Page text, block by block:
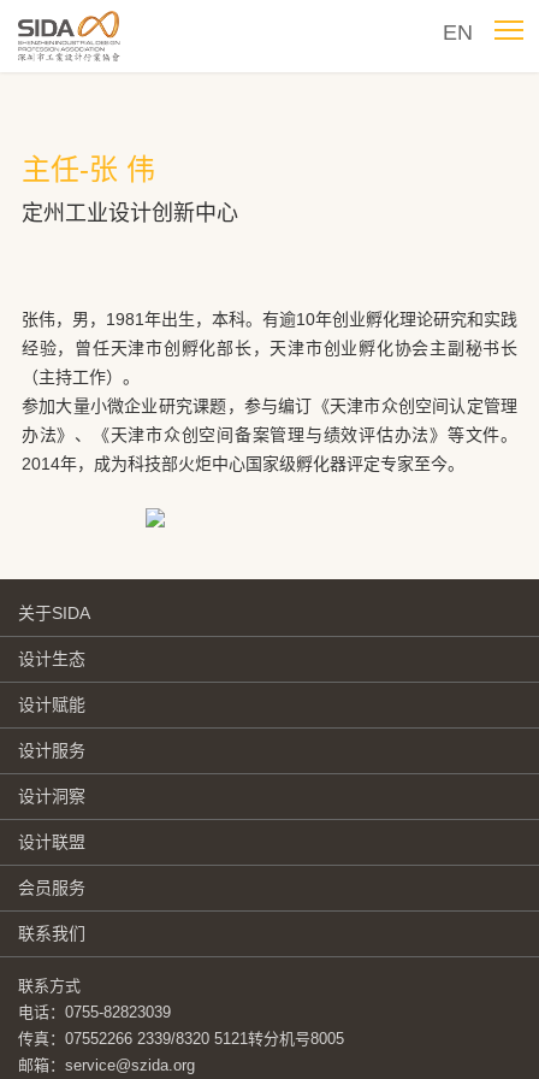
EN
主任-张 伟
定州工业设计创新中心
张伟，男，1981年出生，本科。有逾10年创业孵化理论研究和实践
经验，曾任天津市创孵化部长，天津市创业孵化协会主副秘书长
（主持工作）。
参加大量小微企业研究课题，参与编订《天津市众创空间认定管理
办法》、《天津市众创空间备案管理与绩效评估办法》等文件。
2014年，成为科技部火炬中心国家级孵化器评定专家至今。
关于SIDA
设计生态
设计赋能
设计服务
设计洞察
设计联盟
会员服务
联系我们
联系方式
电话：0755-82823039
传真：07552266 2339/8320 5121转分机号8005
邮箱：service@szida.org